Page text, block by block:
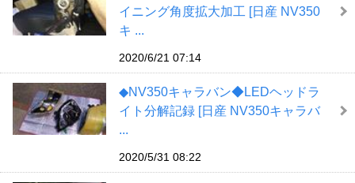
イニング角度拡大加工 [日産 NV350
キ ...
2020/6/21 07:14
◆NV350キャラバン◆LEDヘッドラ
イト分解記録 [日産 NV350キャラバ
...
2020/5/31 08:22